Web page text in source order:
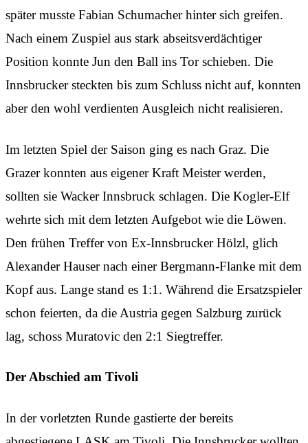
später musste Fabian Schumacher hinter sich greifen.
Nach einem Zuspiel aus stark abseitsverdächtiger
Position konnte Jun den Ball ins Tor schieben. Die
Innsbrucker steckten bis zum Schluss nicht auf, konnten
aber den wohl verdienten Ausgleich nicht realisieren.
Im letzten Spiel der Saison ging es nach Graz. Die
Grazer konnten aus eigener Kraft Meister werden,
sollten sie Wacker Innsbruck schlagen. Die Kogler-Elf
wehrte sich mit dem letzten Aufgebot wie die Löwen.
Den frühen Treffer von Ex-Innsbrucker Hölzl, glich
Alexander Hauser nach einer Bergmann-Flanke mit dem
Kopf aus. Lange stand es 1:1. Während die Ersatzspieler
schon feierten, da die Austria gegen Salzburg zurück
lag, schoss Muratovic den 2:1 Siegtreffer.
Der Abschied am Tivoli
In der vorletzten Runde gastierte der bereits